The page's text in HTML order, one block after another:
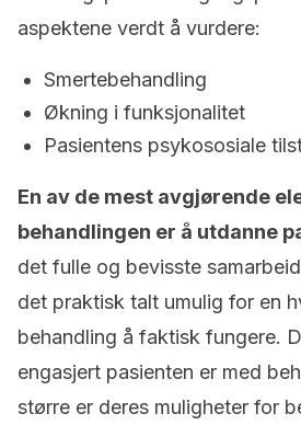
aspektene verdt å vurdere:
Smertebehandling
Økning i funksjonalitet
Pasientens psykososiale
En av de mest avgjørende
behandlingen er å utdanne
det fulle og bevisste
det praktisk talt umulig for en
behandling å faktisk fungere.
engasjert pasienten er med
større er deres muligheter for